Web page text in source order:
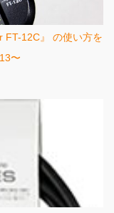
FT-12C』 の使い方を
〜